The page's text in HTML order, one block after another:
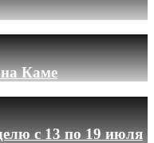
на Каме
с 13 по 19 июля